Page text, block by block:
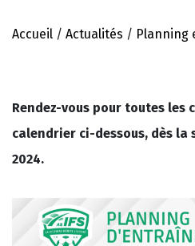
Accueil / Actualités / Planning
Rendez-vous pour toutes les
calendrier ci-dessous, dès la
2024.